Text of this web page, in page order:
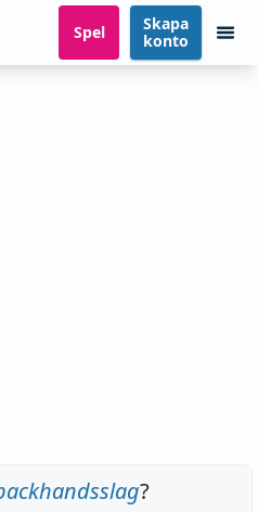
Spel
Skapa
konto
?